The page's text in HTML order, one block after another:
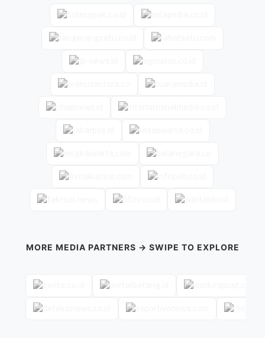
MORE MEDIA PARTNERS → SWIPE TO EXPLORE